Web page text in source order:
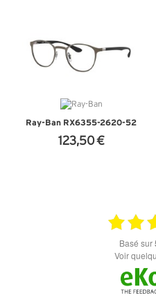
Ray-Ban RX6355-2620-52
123,50 €
basé sur
Voir